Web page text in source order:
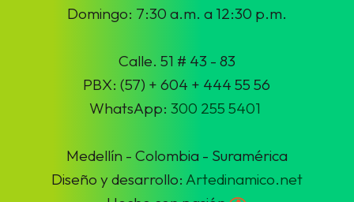
Domingo: 7:30 a.m. a 12:30 p.m.
Calle. 51 # 43 - 83
PBX: (57) + 604 + 444 55 56
WhatsApp:300 255 5401
Medellín - Colombia - Suramérica
Diseño y desarrollo: Artedinamico.net